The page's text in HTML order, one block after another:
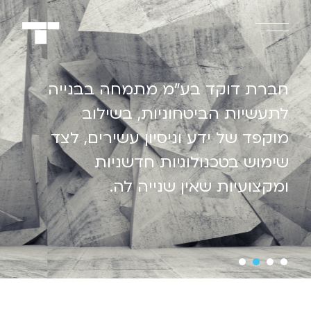
חברת דוקד בע”מ מתמחה בבנייה
לתעשיות הביטחוניות, בשילוב
מוקפד של ידע וניסיון עשירים, לצד
שימוש בטכנולוגיות חדשניות
ומקצועיות שאין שנייה לה.